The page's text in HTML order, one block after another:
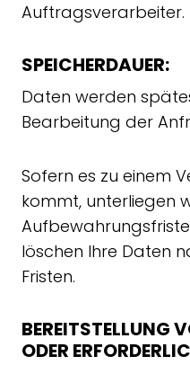
Auftragsverarbeiter.
SPEICHERDAUER:
Daten werden
Bearbeitung der
Sofern es zu einem
kommt, unterliegen
löschen Ihre Daten
Fristen.
BEREITSTELLUNG
ODER